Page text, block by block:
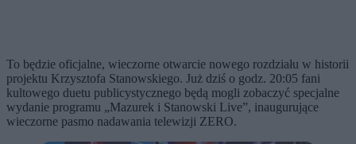
To będzie oficjalne, wieczorne otwarcie nowego rozdziału w historii
projektu Krzysztofa Stanowskiego. Już dziś o godz. 20:05 fani
kultowego duetu publicystycznego będą mogli zobaczyć specjalne
wydanie programu „Mazurek i Stanowski Live”, inaugurujące
wieczorne pasmo nadawania telewizji ZERO.